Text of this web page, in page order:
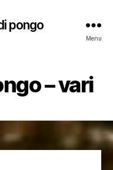
pongo
Menu
– vari